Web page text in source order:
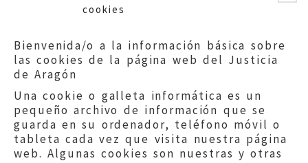
cookies
Bienvenida/o a la información básica sobre
las cookies de la página web del Justicia
de Aragón
Una cookie o galleta informática es un
pequeño archivo de información que se
guarda en su ordenador, teléfono móvil o
tableta cada vez que visita nuestra página
web. Algunas cookies son nuestras y otras